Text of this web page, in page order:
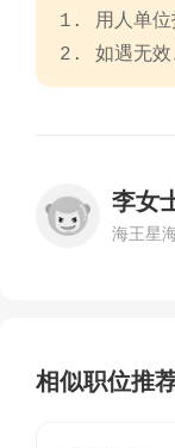
1. 用人单位
2. 如遇无效
李女
海王星
相似职位推